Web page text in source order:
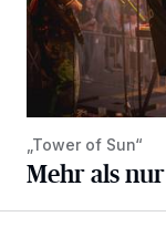
„Tower of Sun“
Mehr als